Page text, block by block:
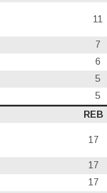
11
7
6
5
5
REB
17
17
17